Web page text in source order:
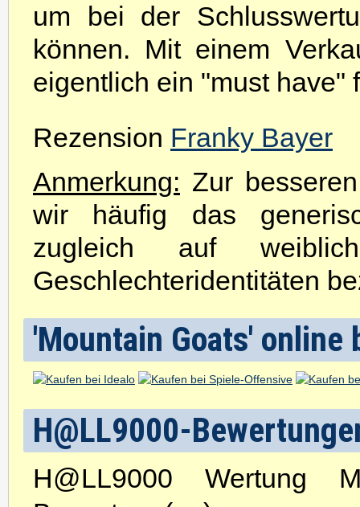
um bei der
können. Mit einem
eigentlich ein "must have"
Rezension Franky Bayer
Anmerkung: Zur
wir häufig das
zugleich auf
Geschlechteridentitäten
'Mountain Goats' online
H@LL9000-
H@LL9000 Wertung